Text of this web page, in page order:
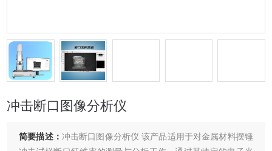
冲击断口图像分析仪
简要描述： 冲击断口图像分析仪 该产品适用于对金属材料摆锤